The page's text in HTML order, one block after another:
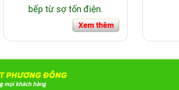
bếp từ sợ tốn điện.